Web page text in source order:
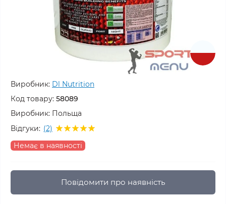
Виробник: Dl Nutrition
Код товару: 58089
Виробник: Польща
Відгуки: (2)
Немає в наявності
Повідомити про наявність